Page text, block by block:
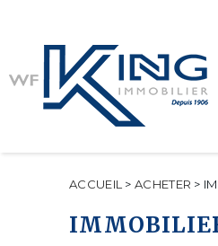
ACCUEIL >ACHETER >